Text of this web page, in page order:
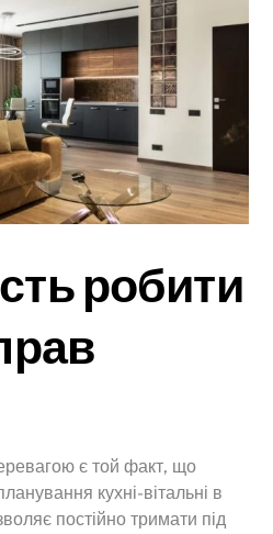
робити
є той факт, що
кухні-вітальні в
постійно тримати під